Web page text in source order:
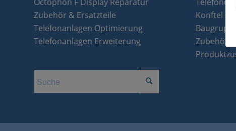
Zubehör & Ersatzteile
Telefonanlagen Optimierung
Telefonanlagen Erweiterung
Konftel
Zubehör &